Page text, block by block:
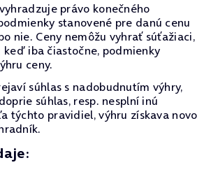
právo konečného
stanovené pre danú cenu
nie. Ceny nemôžu vyhrať súťažiaci,
iba čiastočne, podmienky
ceny.
súhlas s nadobudnutím výhry,
súhlas, resp. nesplní inú
týchto pravidiel, výhru získava novo